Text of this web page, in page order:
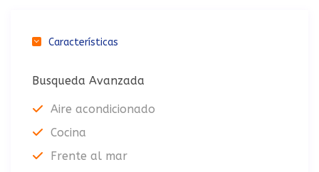
Características
Busqueda Avanzada
Aire acondicionado
Cocina
Frente al mar